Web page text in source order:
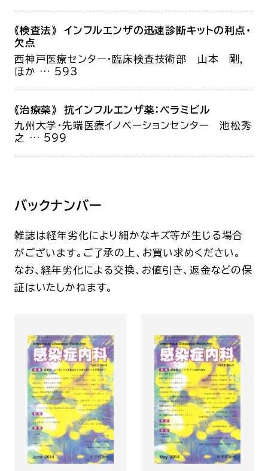
《検査法》 インフルエンザの迅速診断キットの利点・
欠点
西神戸医療センター・臨床検査技術部
山本 剛，
ほか … 593
《治療薬》 抗インフルエンザ薬：ペラミビル
九州大学・先端医療イノベーションセンター
池松秀
之
… 599
バックナンバー
雑誌は経年劣化により細かなキズ等が生じる場合
がございます。ご了承の上、お買い求めください。
なお、経年劣化による交換、お値引き、返金などの保
証はいたしかねます。